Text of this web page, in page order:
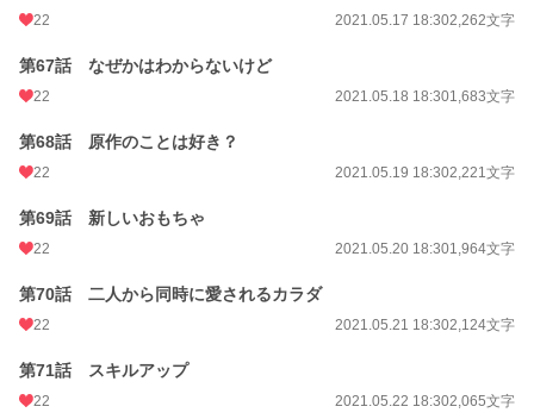
22 2021.05.17 18:302,262文字
第67話 なぜかはわからないけど
22 2021.05.18 18:301,683文字
第68話 原作のことは好き？
22 2021.05.19 18:302,221文字
第69話 新しいおもちゃ
22 2021.05.20 18:301,964文字
第70話 二人から同時に愛されるカラダ
22 2021.05.21 18:302,124文字
第71話 スキルアップ
22 2021.05.22 18:302,065文字